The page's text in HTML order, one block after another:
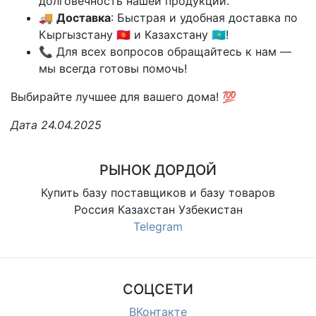
🚚 Доставка: Быстрая и удобная доставка по
Кыргызстану 🇰🇬 и Казахстану 🇰🇿!
📞 Для всех вопросов обращайтесь к нам —
мы всегда готовы помочь!
Выбирайте лучшее для вашего дома! 💯
Дата 24.04.2025
РЫНОК ДОРДОЙ
Купить базу поставщиков и базу товаров
Россия Казахстан Узбекистан
Telegram
СОЦСЕТИ
ВКонтакте